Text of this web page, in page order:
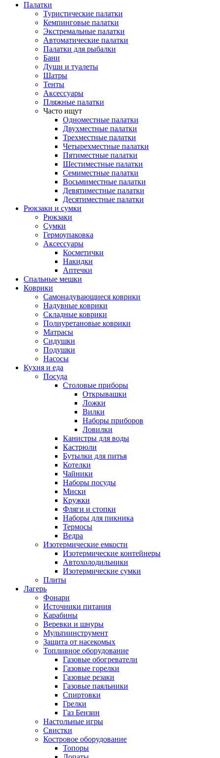
Палатки
Туристические палатки
Кемпинговые палатки
Экстремальные палатки
Автоматические палатки
Палатки для рыбалки
Бани
Души и туалеты
Шатры
Тенты
Аксессуары
Пляжные палатки
Часто ищут
Одноместные палатки
Двухместные палатки
Трехместные палатки
Четырехместные палатки
Пятиместные палатки
Шестиместные палатки
Семиместные палатки
Восьмиместные палатки
Девятиместные палатки
Десятиместные палатки
Рюкзаки и сумки
Рюкзаки
Сумки
Гермоупаковка
Аксессуары
Косметички
Накидки
Аптечки
Спальные мешки
Коврики
Самонадувающиеся коврики
Надувные коврики
Складные коврики
Полиуретановые коврики
Матрасы
Сидушки
Подушки
Насосы
Кухня и еда
Посуда
Столовые приборы
Открывашки
Ложки
Вилки
Наборы приборов
Ловилки
Канистры для воды
Кастрюли
Бутылки для питья
Котелки
Чайники
Наборы посуды
Миски
Кружки
Фляги и стопки
Наборы для пикника
Термосы
Ведра
Изотермические емкости
Изотермические контейнеры
Автохолодильники
Изотермические сумки
Плиты
Лагерь
Фонари
Источники питания
Карабины
Веревки и шнуры
Мультиинструмент
Защита от насекомых
Топливное оборудование
Газовые обогреватели
Газовые горелки
Газовые резаки
Газовые паяльники
Спиртовки
Грелки
Газ Бензин
Настольные игры
Свистки
Костровое оборудование
Топоры